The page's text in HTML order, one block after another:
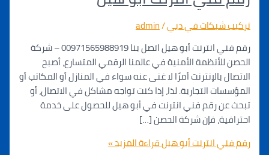
في دبي/
admin
رقم فني انترنت أبو هيل اتصل بنا 00971565988919 – شركة
الأمنية في عالمنا الرقمي المتسارع، أصبح
بالإنترنت أمرًا لا غنى عنه سواء في المنازل أو المكاتب أو
التجارية. لذا، إذا كنت تواجه مشاكل في الاتصال، أو
رقم فني انترنت في أبو هيل للحصول على خدمة
فإن شركة الحصن […]
انترنت أبو هيلقراءة المزيد »